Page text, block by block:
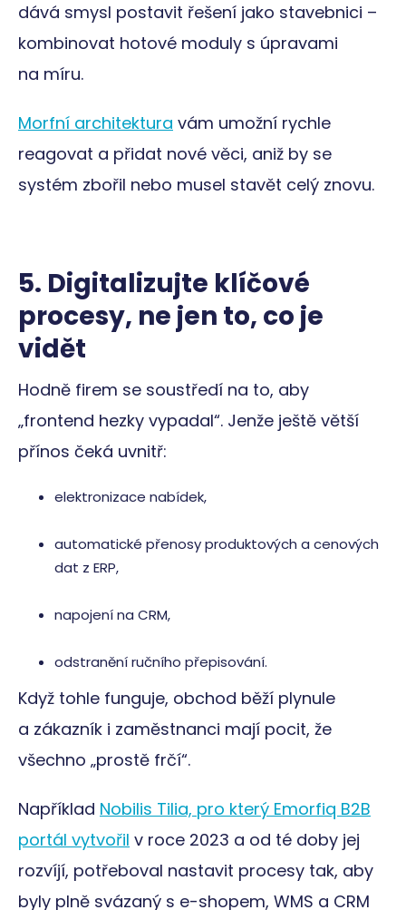
dává smysl postavit řešení jako stavebnici –
kombinovat hotové moduly s úpravami
na míru.
Morfní architektura vám umožní rychle
reagovat a přidat nové věci, aniž by se
systém zbořil nebo musel stavět celý znovu.
5. Digitalizujte klíčové
procesy, ne jen to, co je
vidět
Hodně firem se soustředí na to, aby
„frontend hezky vypadal“. Jenže ještě větší
přínos čeká uvnitř:
elektronizace nabídek,
automatické přenosy produktových a cenových
dat z ERP,
napojení na CRM,
odstranění ručního přepisování.
Když tohle funguje, obchod běží plynule
a zákazník i zaměstnanci mají pocit, že
všechno „prostě frčí“.
Například Nobilis Tilia, pro který Emorfiq B2B
portál vytvořil v roce 2023 a od té doby jej
rozvíjí, potřeboval nastavit procesy tak, aby
byly plně svázaný s e-shopem, WMS a CRM